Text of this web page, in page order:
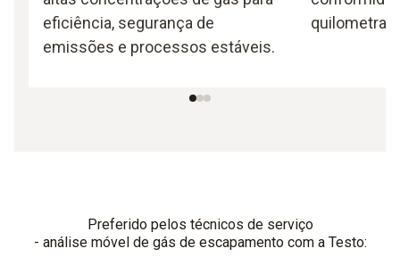
eficiência, segurança de
emissões e processos estáveis.
Preferido pelos técnicos de serviço
- análise móvel de gás de escapamento com a Testo: